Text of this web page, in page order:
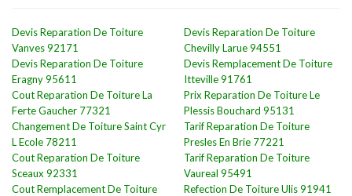
Devis Reparation De Toiture
Vanves 92171
Devis Reparation De Toiture
Eragny 95611
Cout Reparation De Toiture La
Ferte Gaucher 77321
Changement De Toiture Saint Cyr
L Ecole 78211
Cout Reparation De Toiture
Sceaux 92331
Cout Remplacement De Toiture
Devis Reparation De Toiture
Chevilly Larue 94551
Devis Remplacement De Toiture
Itteville 91761
Prix Reparation De Toiture Le
Plessis Bouchard 95131
Tarif Reparation De Toiture
Presles En Brie 77221
Tarif Reparation De Toiture
Vaureal 95491
Refection De Toiture Ulis 91941